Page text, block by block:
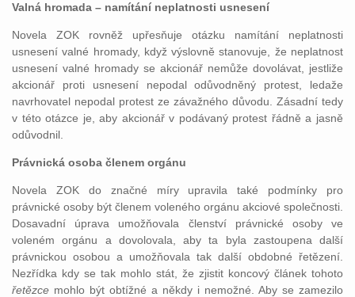
Valná hromada – namítání neplatnosti usnesení
Novela ZOK rovněž upřesňuje otázku namítání neplatnosti
usnesení valné hromady, když výslovně stanovuje, že neplatnost
usnesení valné hromady se akcionář nemůže dovolávat, jestliže
akcionář proti usnesení nepodal odůvodněný protest, ledaže
navrhovatel nepodal protest ze závažného důvodu. Zásadní tedy
v této otázce je, aby akcionář v podávaný protest řádně a jasně
odůvodnil.
Právnická osoba členem orgánu
Novela ZOK do značné míry upravila také podmínky pro
právnické osoby být členem voleného orgánu akciové společnosti.
Dosavadní úprava umožňovala členství právnické osoby ve
voleném orgánu a dovolovala, aby ta byla zastoupena další
právnickou osobou a umožňovala tak další obdobné řetězení.
Nezřídka kdy se tak mohlo stát, že zjistit koncový článek tohoto
řetězce mohlo být obtížné a někdy i nemožné. Aby se zamezilo